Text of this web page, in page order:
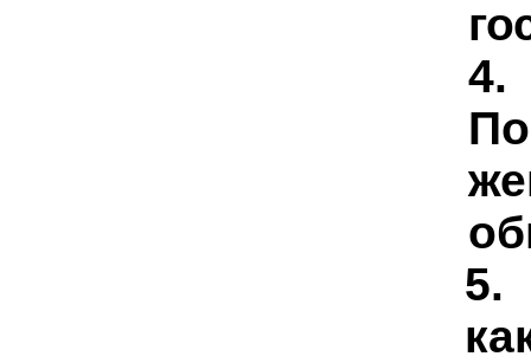
4.
5.